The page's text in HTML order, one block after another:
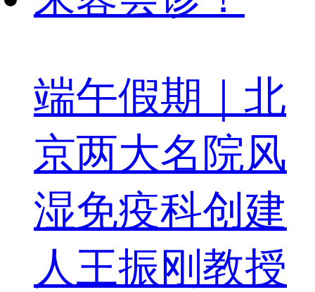
端午假期｜北
京两大名院风
湿免疫科创建
人王振刚教授